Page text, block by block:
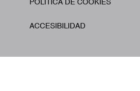
POLÍTICA DE COOKIES
ACCESIBILIDAD